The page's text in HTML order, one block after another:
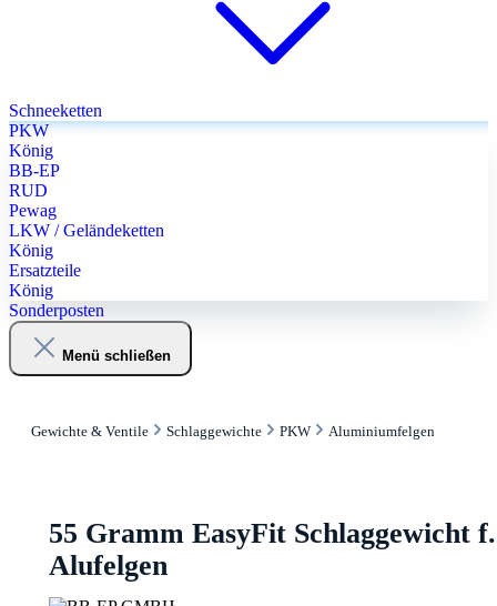
Schneeketten
PKW
König
BB-EP
RUD
Pewag
LKW / Geländeketten
König
Ersatzteile
König
Sonderposten
Menü schließen
Gewichte & Ventile Schlaggewichte PKW Aluminiumfelgen
55 Gramm EasyFit Schlaggewicht f.
Alufelgen